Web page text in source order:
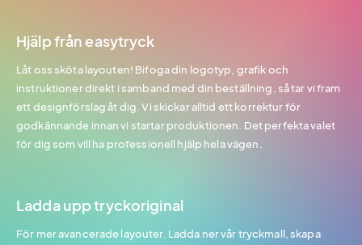
Hjälp från easytryck
Låt oss sköta layouten! Bifoga din logotyp, grafik och
instruktioner direkt i samband med din beställning, så tar vi fram
ett designförslag åt dig. Vi skickar alltid ett korrektur för
godkännande innan vi startar produktionen. Det perfekta valet
för dig som vill ha professionell hjälp hela vägen.
Ladda upp tryckoriginal
För mer avancerade layouter. Ladda ner vår tryckmall, skapa